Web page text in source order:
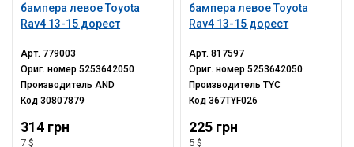
бампера левое Toyota
Rav4 13-15 дорест
Арт. 779003
Ориг. номер5253642050
ПроизводительAND
Код30807879
314 грн
7 $
бампера левое Toyota
Rav4 13-15 дорест
Арт.817597
Ориг. номер5253642050
ПроизводительTYC
Код367TYF026
225 грн
5 $